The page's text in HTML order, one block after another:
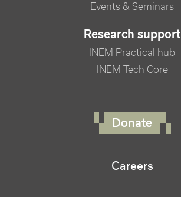
Events & Seminars
Research support
INEM Practical hub
INEM Tech Core
Donate
Careers